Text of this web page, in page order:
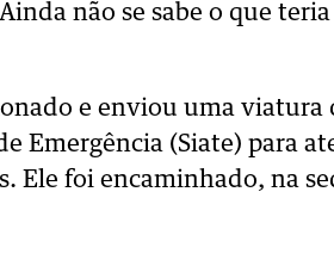
não se sabe o que
e enviou uma viatura
Emergência (Siate) para
Ele foi encaminhado, na